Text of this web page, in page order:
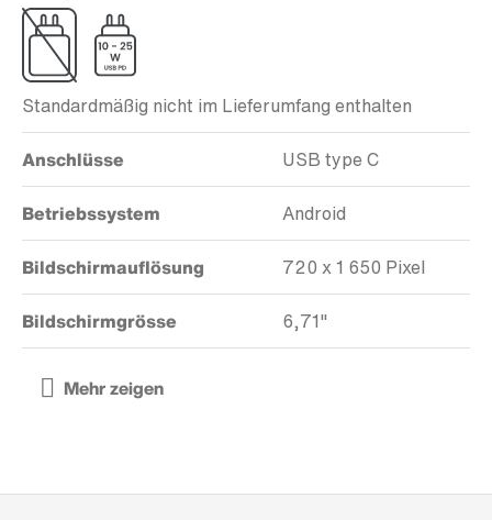
Standardmäßig nicht im Lieferumfang enthalten
Anschlüsse USB type C
Betriebssystem Android
Bildschirmauflösung 720 x 1 650 Pixel
Bildschirmgrösse 6,71"